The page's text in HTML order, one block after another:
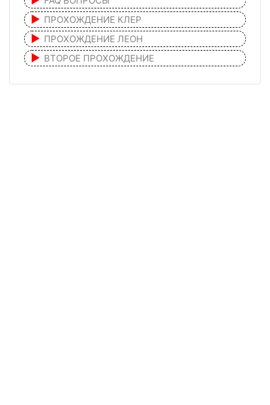
ПРОХОЖДЕНИЕ КЛЕР
ПРОХОЖДЕНИЕ ЛЕОН
ВТОРОЕ ПРОХОЖДЕНИЕ